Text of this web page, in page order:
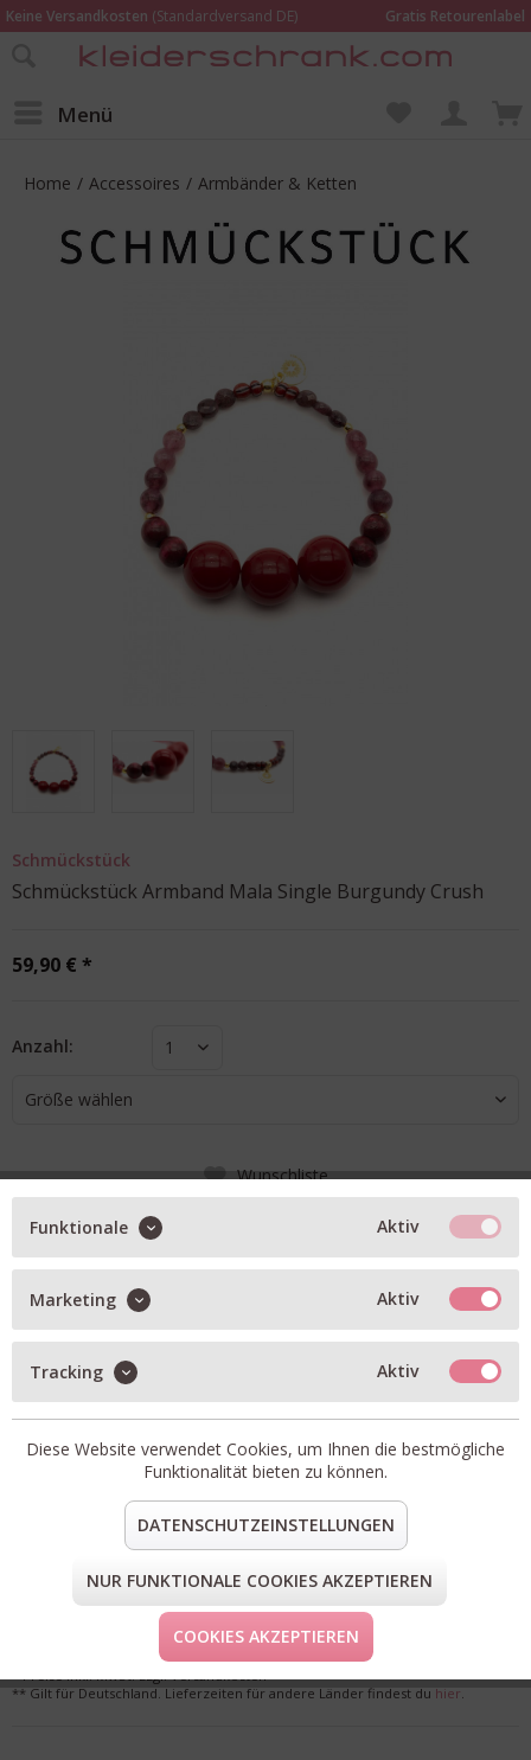
Keine Versandkosten (Standardversand DE)
Gratis Retourenlabel
Online bestellen – im Geschäft in Kempen anprobieren und beraten lassen
Menü
Home / Accessoires / Armbänder & Ketten
Schmückstück
Schmückstück Armband Mala Single Burgundy Crush
59,90 € *
Anzahl: 1
Größe wählen
Wunschliste
IN DEN WARENKORB
BESCHREIBUNG
Armband auf Elastikband mit Sterlingsilber vergoldet
Artikel-Nr.:
A25-Mala-Single-Burgundy-Crush
pin it mail
FORM & GRÖSSE
LIEFERUNG & KOSTENLOSE RETOURE
* Preise inkl. MwSt. zzgl. Versandkosten
** Gilt für Deutschland. Lieferzeiten für andere Länder findest du hier.
Funktionale Aktiv
Marketing Aktiv
Tracking Aktiv
Diese Website verwendet Cookies, um Ihnen die bestmögliche
Funktionalität bieten zu können.
DATENSCHUTZEINSTELLUNGEN
NUR FUNKTIONALE COOKIES AKZEPTIEREN
COOKIES AKZEPTIEREN